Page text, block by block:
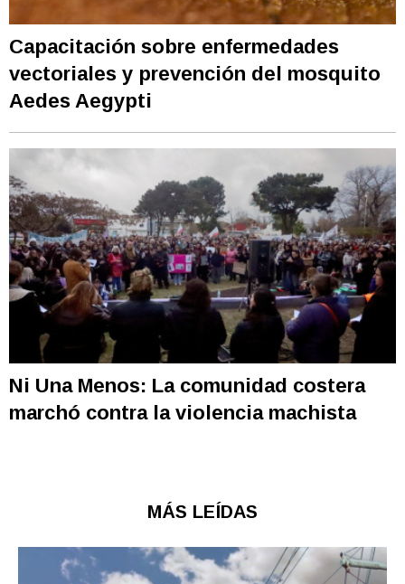
Capacitación sobre enfermedades
vectoriales y prevención del mosquito
Aedes Aegypti
Ni Una Menos: La comunidad costera
marchó contra la violencia machista
MÁS LEÍDAS